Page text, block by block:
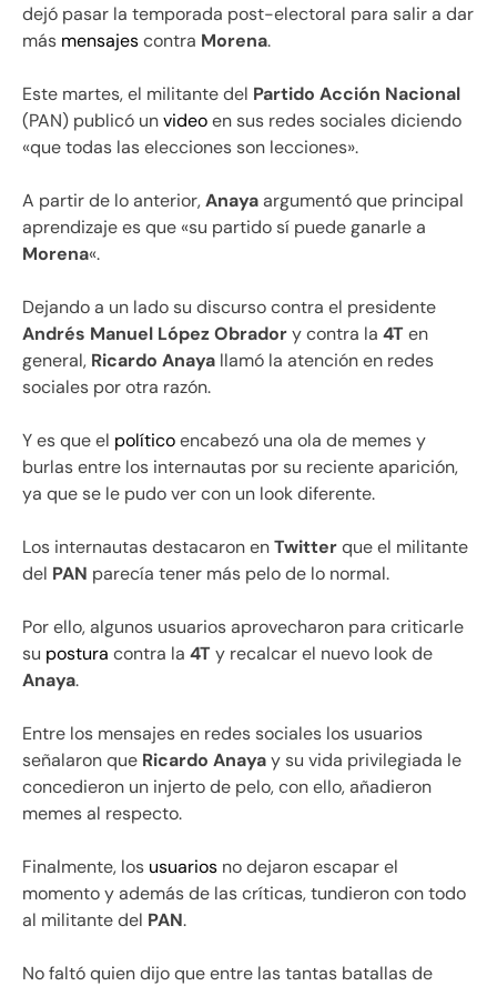
dejó pasar la temporada post-electoral para salir a dar
más mensajescontra Morena.
Este martes, el militante del Partido Acción Nacional
(PAN) publicó unvideoen sus redes sociales diciendo
«que todas las elecciones son lecciones».
A partir de lo anterior,Anayaargumentó que principal
aprendizaje es que «su partido sí puede ganarle a
Morena«.
Dejando a un lado su discurso contra el presidente
Andrés Manuel López Obradory contra la 4Ten
general, Ricardo Anaya llamó la atención en redes
sociales por otra razón.
Y es que el políticoencabezó una ola de memes y
burlas entre los internautas por su reciente aparición,
ya que se le pudo ver con un look diferente.
Los internautas destacaron enTwitterque el militante
del PAN parecía tener más pelo de lo normal.
Por ello, algunos usuarios aprovecharon para criticarle
su postura contra la 4Ty recalcar el nuevo look de
Anaya.
Entre los mensajes en redes sociales los usuarios
señalaron que Ricardo Anayay su vida privilegiada le
concedieron un injerto de pelo, con ello, añadieron
memes al respecto.
Finalmente, los usuarios no dejaron escapar el
momento y además de las críticas, tundieron con todo
al militante del PAN.
No faltó quien dijo que entre las tantas batallas de